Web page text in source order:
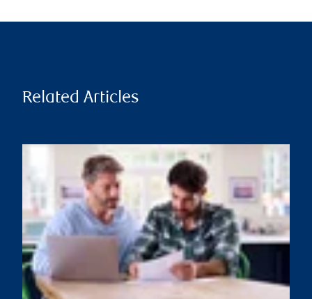
Related Articles